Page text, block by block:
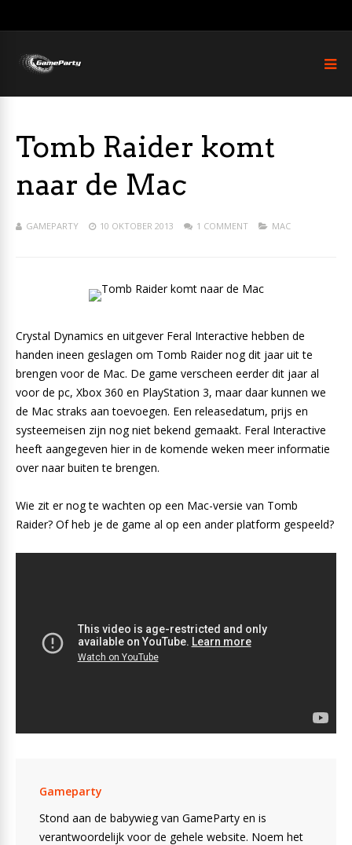
Tomb Raider komt
naar de Mac
GAMEPARTY 10 OKTOBER 2013 1 COMMENT MAC
Crystal Dynamics en uitgever Feral Interactive hebben de
handen ineen geslagen om Tomb Raider nog dit jaar uit te
brengen voor de Mac. De game verscheen eerder dit jaar al
voor de pc, Xbox 360 en PlayStation 3, maar daar kunnen we
de Mac straks aan toevoegen. Een releasedatum, prijs en
systeemeisen zijn nog niet bekend gemaakt. Feral Interactive
heeft aangegeven hier in de komende weken meer informatie
over naar buiten te brengen.
Wie zit er nog te wachten op een Mac-versie van Tomb
Raider? Of heb je de game al op een ander platform gespeeld?
Gameparty
Stond aan de babywieg van GameParty en is
verantwoordelijk voor de gehele website. Noem het